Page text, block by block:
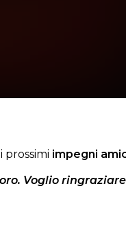
prossimi impegni
Voglio